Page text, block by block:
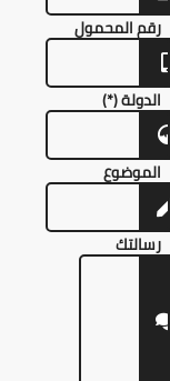
رقم المحمول
(*)
الدولة (*)
الموضوع
رسالتك